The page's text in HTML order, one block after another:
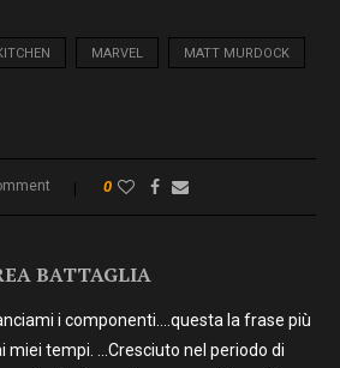
MARVEL MATT MURDOCK
0
BATTAGLIA
i componenti….questa la frase più
miei tempi. …Cresciuto nel periodo di